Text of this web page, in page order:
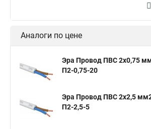
Аналоги по цене
Эра Провод ПВС 2х0,75
П2-0,75-20
Эра Провод ПВС 2х2,5
П2-2,5-5